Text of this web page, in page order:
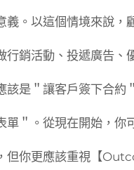
義。以這個情境來說，
行銷活動、投遞廣告、
該是＂讓客戶簽下合約
單＂。從現在開始，你
但你更應該重視【